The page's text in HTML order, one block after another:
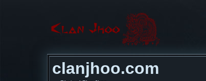
clanjhoo.com